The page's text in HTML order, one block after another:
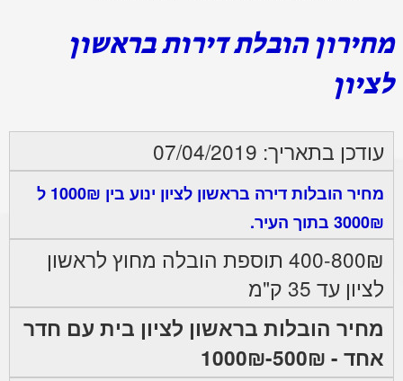
מחירון הובלת דירות בראשון
לציון
עודכן בתאריך: 07/04/2019
מחיר הובלות דירה בראשון לציון ינוע בין 1000₪ ל
3000₪ בתוך העיר.
400-800₪ תוספת הובלה מחוץ לראשון
לציון עד 35 ק"מ
מחיר הובלות בראשון לציון בית עם חדר
אחד - 500₪-1000₪